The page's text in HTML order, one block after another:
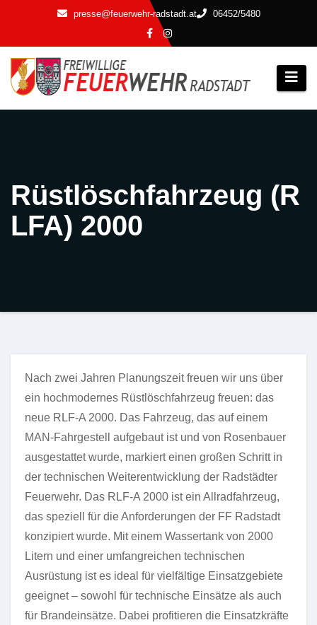
springen
presse@feuerwehr-radstadt.at 06452/5480
Rüstlöschfahrzeug (R
LFA) 2000
Nach zwei Jahren Planungszeit freuen wir uns über
ein hochmodernes Rüstlöschfahrzeug freuen: das
neue RLF-A 2000. Das Fahrzeug, das auf einem
MAN-Fahrgestell aufgebaut ist und von Rosenbauer
ausgestattet wurde, markiert einen großen Schritt in
der technischen Weiterentwicklung der Radstädter
Feuerwehr. Das RLF-A 2000 ist ein Allradfahrzeug,
das speziell für die Anforderungen der FF Radstadt
konzipiert wurde. Mit einem Wassertank von 2000
Litern und einer umfangreichen technischen
Ausrüstung ist es ideal für vielfältige Einsatzgebiete
geeignet – sowohl für technische Einsätze als auch
für Brandeinsätze. Dabei profitieren die Einsatzkräfte